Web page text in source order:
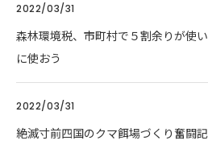
2022/03/31
森林環境税、市町村で５割余りが使
に使おう
2022/03/31
絶滅寸前四国のクマ餌場づくり奮闘記